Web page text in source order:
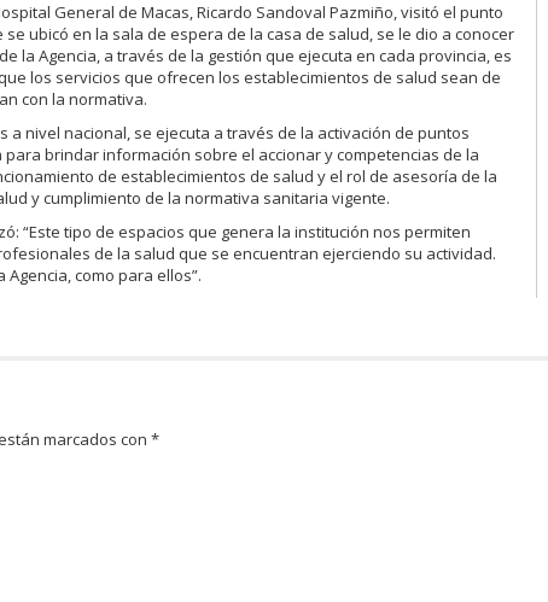
General de Macas, Ricardo Sandoval Pazmiño, visitó el punto
ubicó en la sala de espera de la casa de salud, se le dio a conocer
la Agencia, a través de la gestión que ejecuta en cada provincia, es
los servicios que ofrecen los establecimientos de salud sean de
con la normativa.
a nivel nacional, se ejecuta a través de la activación de puntos
brindar información sobre el accionar y competencias de la
de establecimientos de salud y el rol de asesoría de la
y cumplimiento de la normativa sanitaria vigente.
“Este tipo de espacios que genera la institución nos permiten
de la salud que se encuentran ejerciendo su actividad.
como para ellos”.
marcados con*